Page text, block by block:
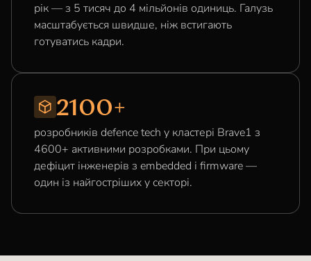
рік — з 5 тисяч до 4 мільйонів одиниць. Галузь
масштабується швидше, ніж встигають
готуватись кадри.
2100+
розробників defence tech у кластері Brave1 з
4600+ активними розробками. При цьому
дефіцит інженерів з embedded і firmware —
один із найгостріших у секторі.